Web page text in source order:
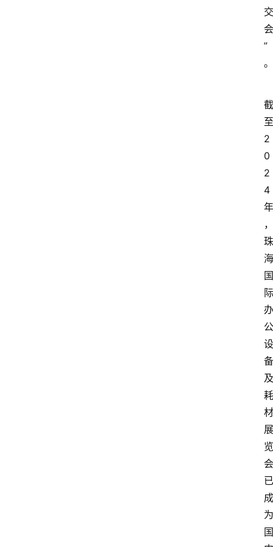
交
会
”
。
截
至
2
0
2
4
年
，
珠
海
国
际
办
公
设
备
及
耗
材
展
览
会
已
成
为
国